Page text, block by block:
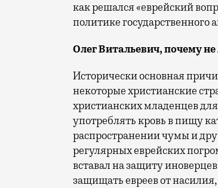
как решался «еврейский
политике государственного
Олег Витальевич, почему
Исторически основная
некоторые христианские
христианских младенцев
употреблять кровь в пищу
распространении чумы и
регулярных еврейских
вставал на защиту
защищать евреев от